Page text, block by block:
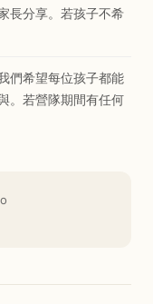
長分享。若孩子不希
們希望每位孩子都能
。若營隊期間有任何